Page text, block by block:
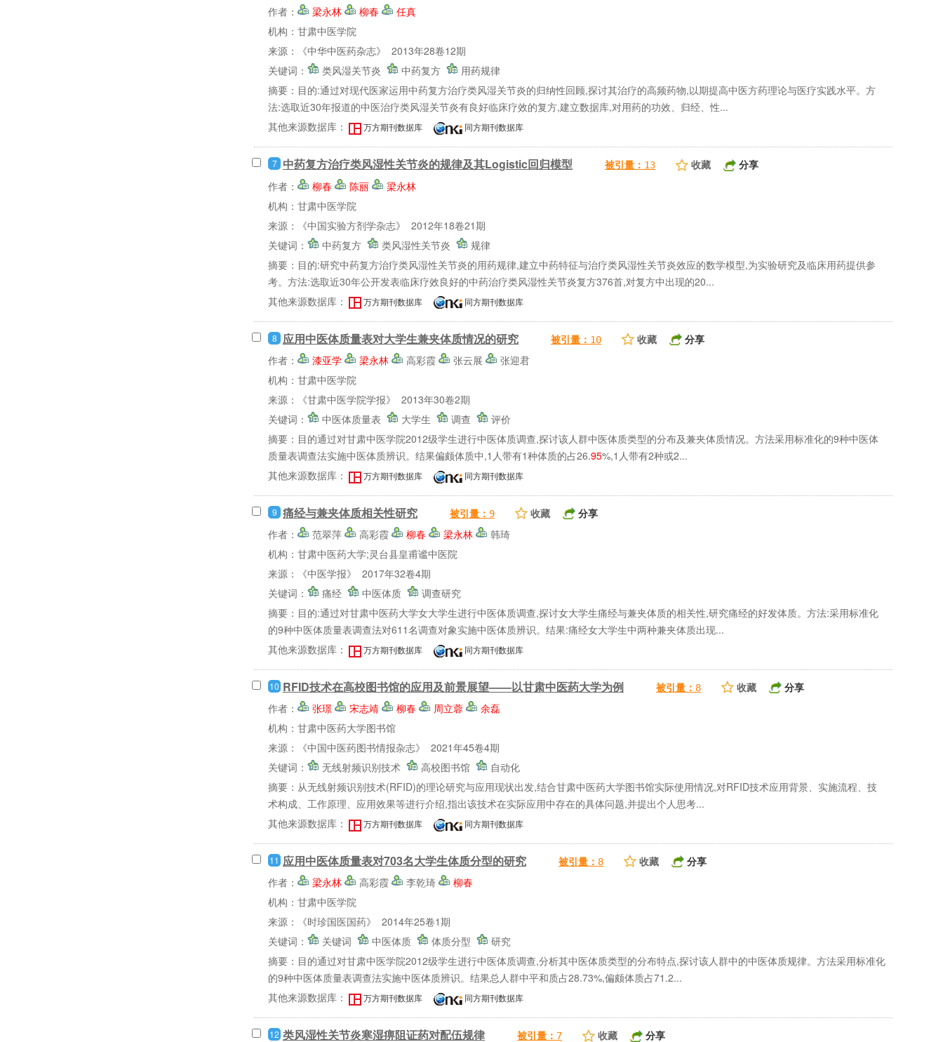
作者：
梁永林 柳春
任真
机构：甘肃中医学院
来源：《中华中医药杂志》 2013年28卷12期
关键词：
类风湿关节炎 中药复方
用药规律
摘要： 目的:通过对现代医家运用中药复方治疗类风湿关节炎的归纳性回顾,探讨其治疗的高频药物,以期提高中医方药理论与医疗实践水平。方
法:选取近30年报道的中医治疗类风湿关节炎有良好临床疗效的复方,建立数据库,对用药的功效、归经、性...
其他来源数据库：
万方期刊数据库 同方期刊数据库
7 中药复方治疗类风湿性关节炎的规律及其Logistic回归模型 被引量： 13 收藏
分享
作者：
柳春 陈丽
梁永林
机构：甘肃中医学院
来源：《中国实验方剂学杂志》 2012年18卷21期
关键词：
中药复方 类风湿性关节炎
规律
摘要： 目的:研究中药复方治疗类风湿性关节炎的用药规律,建立中药特征与治疗类风湿性关节炎效应的数学模型,为实验研究及临床用药提供参
考。方法:选取近30年公开发表临床疗效良好的中药治疗类风湿性关节炎复方376首,对复方中出现的20...
其他来源数据库：
万方期刊数据库 同方期刊数据库
8 应用中医体质量表对大学生兼夹体质情况的研究 被引量： 10 收藏
分享
作者：
漆亚学 梁永林 高彩霞 张云展
张迎君
机构：甘肃中医学院
来源：《甘肃中医学院学报》 2013年30卷2期
关键词：
中医体质量表 大学生 调查
评价
摘要： 目的通过对甘肃中医学院2012级学生进行中医体质调查,探讨该人群中医体质类型的分布及兼夹体质情况。方法采用标准化的9种中医体
质量表调查法实施中医体质辨识。结果偏颇体质中,1人带有1种体质的占26.95%,1人带有2种或2...
其他来源数据库：
万方期刊数据库 同方期刊数据库
9 痛经与兼夹体质相关性研究 被引量： 9 收藏
分享
作者：
范翠萍 高彩霞 柳春 梁永林
韩琦
机构：甘肃中医药大学;灵台县皇甫谧中医院
来源：《中医学报》 2017年32卷4期
关键词：
痛经 中医体质
调查研究
摘要： 目的:通过对甘肃中医药大学女大学生进行中医体质调查,探讨女大学生痛经与兼夹体质的相关性,研究痛经的好发体质。方法:采用标准化
的9种中医体质量表调查法对611名调查对象实施中医体质辨识。结果:痛经女大学生中两种兼夹体质出现...
其他来源数据库：
万方期刊数据库 同方期刊数据库
10 RFID技术在高校图书馆的应用及前景展望——以甘肃中医药大学为例 被引量： 8 收藏
分享
作者：
张璟 宋志靖 柳春 周立蓉
余磊
机构：甘肃中医药大学图书馆
来源：《中国中医药图书情报杂志》 2021年45卷4期
关键词：
无线射频识别技术 高校图书馆
自动化
摘要： 从无线射频识别技术(RFID)的理论研究与应用现状出发,结合甘肃中医药大学图书馆实际使用情况,对RFID技术应用背景、实施流程、技
术构成、工作原理、应用效果等进行介绍,指出该技术在实际应用中存在的具体问题,并提出个人思考...
其他来源数据库：
万方期刊数据库 同方期刊数据库
11 应用中医体质量表对703名大学生体质分型的研究 被引量： 8 收藏
分享
作者：
梁永林 高彩霞 李乾琦
柳春
机构：甘肃中医学院
来源：《时珍国医国药》 2014年25卷1期
关键词：
关键词 中医体质 体质分型
研究
摘要： 目的通过对甘肃中医学院2012级学生进行中医体质调查,分析其中医体质类型的分布特点,探讨该人群中的中医体质规律。方法采用标准化
的9种中医体质量表调查法实施中医体质辨识。结果总人群中平和质占28.73%,偏颇体质占71.2...
其他来源数据库：
万方期刊数据库 同方期刊数据库
12 类风湿性关节炎寒湿痹阻证药对配伍规律 被引量： 7 收藏 分享